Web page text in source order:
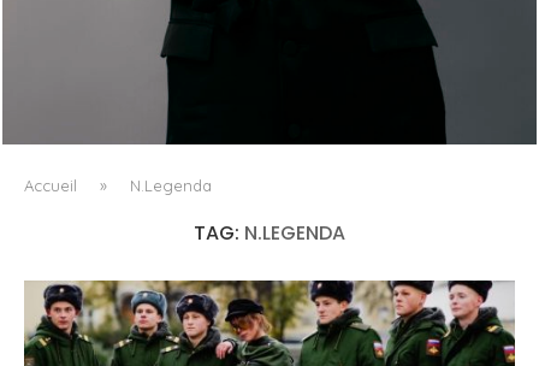
AYAKA MIYOSHI REJOINT BOUCHERON, OU
L’ÉMERGENCE D’UNE NOUVELLE CARTOGRAPHIE
CULTURELLE DU LUXE...
Accueil » N.Legenda
TAG: N.LEGENDA